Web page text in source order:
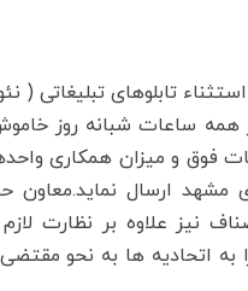
تابلوهای تبلیغاتی (
در بازه زمانی 3 مردادماه تا 23 ماه جاری در همه
فوق و میزان همکاری
مشهد ارسال
نیز علاوه بر نظارت
اتحادیه ها به نحو